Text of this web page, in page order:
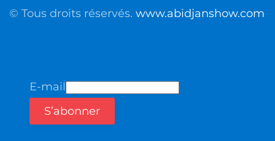
© Tous droits réservés. www.abidjanshow.com
E-mail
S’abonner